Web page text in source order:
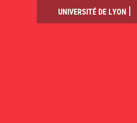
UNIVERSITÉ DE LYON